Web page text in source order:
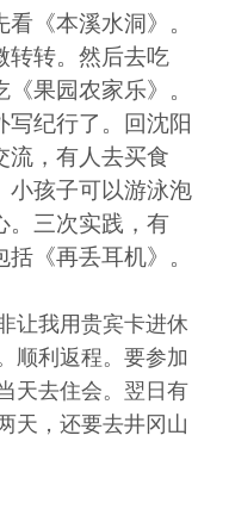
看《本溪水洞》。
转转。然后去吃
《果园农家乐》。
写纪行了。回沈阳
流，有人去买食
小孩子可以游泳泡
。三次实践，有
括《再丢耳机》。
让我用贵宾卡进休
顺利返程。要参加
天去住会。翌日有
天，还要去井冈山